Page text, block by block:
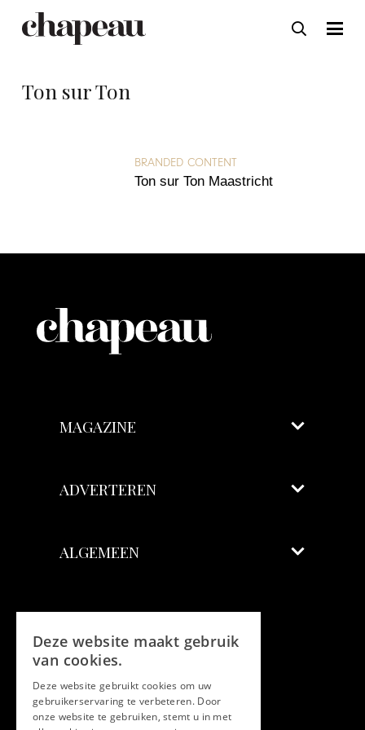
Ton sur Ton
BRANDED CONTENT
Ton sur Ton Maastricht
MAGAZINE
ADVERTEREN
ALGEMEEN
Facebook
Twitter
Deze website maakt gebruik
van cookies.
Deze website gebruikt cookies om uw
gebruikerservaring te verbeteren. Door
onze website te gebruiken, stemt u in met